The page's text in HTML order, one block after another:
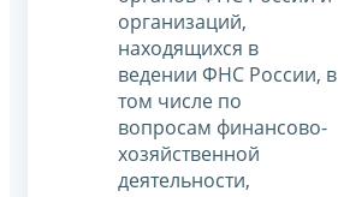
организаций,
находящихся в
ведении ФНС России, в
том числе по
вопросам финансово-
хозяйственной
деятельности,